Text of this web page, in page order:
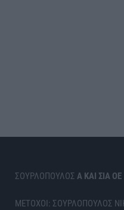
ΣΟΥΡΛΟΠΟΥΛΟΣ Α ΚΑΙ ΣΙΑ ΟΕ
ΜΕΤΟΧΟΙ: ΣΟΥΡΛΟΠΟΥΛΟΣ